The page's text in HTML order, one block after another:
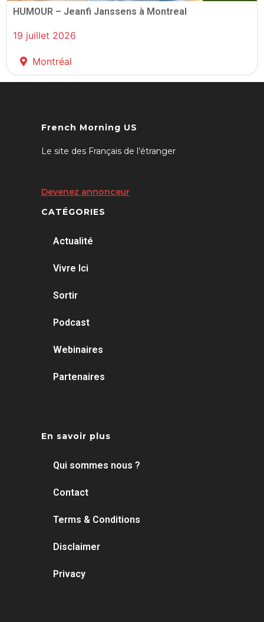
HUMOUR – Jeanfi Janssens à Montreal
19 juillet 2026
Montréal
French Morning US
Le site des Français de l’étranger
Devenez annonceur
CATÉGORIES
Actualité
Vivre Ici
Sortir
Podcast
Webinaires
Partenaires
En savoir plus
Qui sommes nous ?
Contact
Terms & Conditions
Disclaimer
Privacy